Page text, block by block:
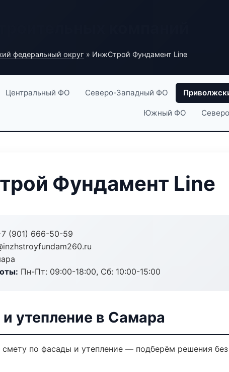
федеральный округ » ИнжСтрой Фундамент Line
Центральный ФО Северо-Западный ФО
Южный ФО
Фундамент Line
(901) 666-50-59
Пн-Пт: 09:00-18:00, Сб: 10:00-15:00
утепление в Самара
по фасады и утепление — подберём решения без